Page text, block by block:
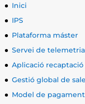
Inici
IPS
Plataforma máster
Servei de telemetria
Aplicació
Gestió global de
Model de